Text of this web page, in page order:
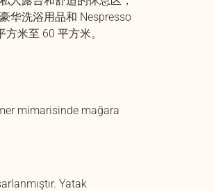
华洗浴用品和 Nespresso
米至 60 平方米。
mimarisinde mağara
Yatak